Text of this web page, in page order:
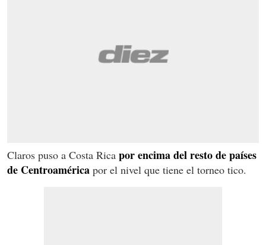
Claros puso a Costa Rica por encima del resto de países
de Centroamérica por el nivel que tiene el torneo tico.